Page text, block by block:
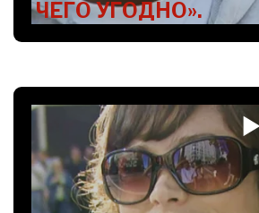
ЧЕГО УГОДНО».